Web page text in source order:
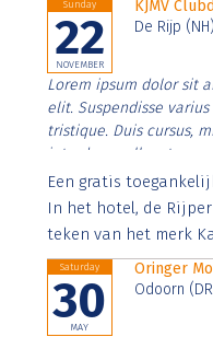
Sunday
22
NOVEMBER
KJMV
De Rijp (NH)
Lorem ipsum dolor sit
elit. Suspendisse
tristique. Duis cursus,
interdum nulla, ut
Aenean faucibus nibh
imperdiet. Nunc ut sem
Een gratis
In het hotel, de
teken van het merk
Saturday
30
MAY
Oringer
Odoorn